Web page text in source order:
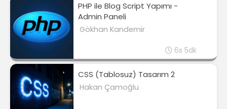
PHP ile Blog Script Yapımı -
Admin Paneli
Gökhan Kandemir
6s 5dk
CSS (Tablosuz) Tasarım 2
Hakan Çamoğlu